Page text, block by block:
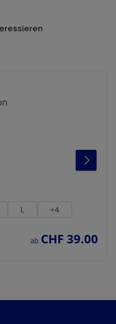
L +4
regulärer preis:
ab CHF 39.00
anthrazit meliert
hellgrau